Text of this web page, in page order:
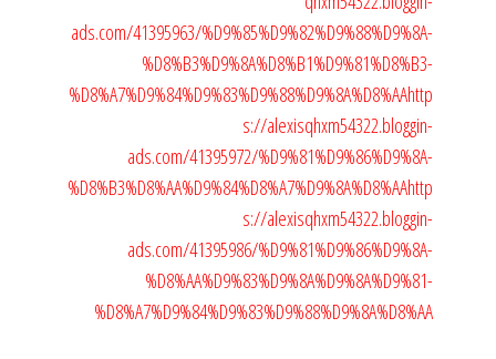
ads.com/41395963/%D9%85%D9%82%D9%88%D9%8A-
%D8%B3%D9%8A%D8%B1%D9%81%D8%B3-
%D8%A7%D9%84%D9%83%D9%88%D9%8A%D8%AAhttp
s://alexisqhxm54322.bloggin-
ads.com/41395972/%D9%81%D9%86%D9%8A-
%D8%B3%D8%AA%D9%84%D8%A7%D9%8A%D8%AAhttp
s://alexisqhxm54322.bloggin-
ads.com/41395986/%D9%81%D9%86%D9%8A-
%D8%AA%D9%83%D9%8A%D9%8A%D9%81-
%D8%A7%D9%84%D9%83%D9%88%D9%8A%D8%AA